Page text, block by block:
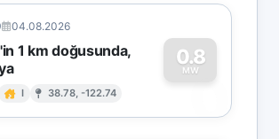
04.08.2026
1 km doğusunda,
I 38.78, -122.74
0.8
MW
0